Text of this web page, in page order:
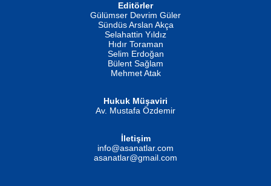
İSMAİL OKUTAN
Erkeklerin Kahrolması Ne Demektir
Evvel Zaman Tanrıçası...
Editörler
Gülümser Devrim Güler
Sündüs Arslan Akça
Selahattin Yıldız
Hıdır Toraman
Selim Erdoğan
Bülent Sağlam
Mehmet Atak
Hukuk Müşaviri
Av. Mustafa Özdemir
İletişim
info@asanatlar.com
asanatlar@gmail.com